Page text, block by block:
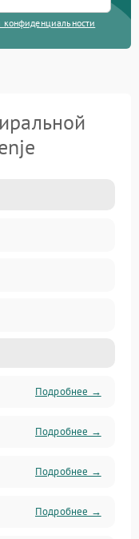
конфиденциальности
Подробнее →
Подробнее →
Подробнее →
Подробнее →